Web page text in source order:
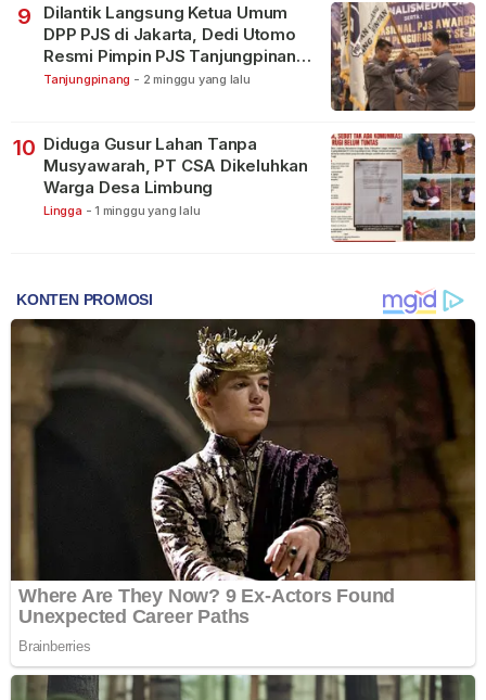
9
Dilantik Langsung Ketua Umum
DPP PJS di Jakarta, Dedi Utomo
Resmi Pimpin PJS Tanjungpinang-
Bintan
Tanjungpinang - 2 minggu yang lalu
10 Diduga Gusur Lahan Tanpa
Musyawarah, PT CSA Dikeluhkan
Warga Desa Limbung
Lingga - 1 minggu yang lalu